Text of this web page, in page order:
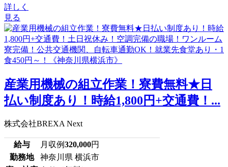
詳しく
見る
産業用機械の組立作業！寮費無料★日
払い制度あり！時給1,800円+交通費！...
株式会社BREXA Next
給与 月収例320,000円
勤務地
神奈川県 横浜市